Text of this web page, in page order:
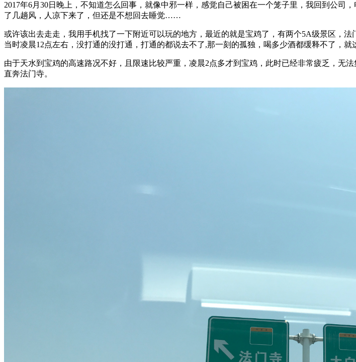
2017年6月30日晚上，不知道怎么回事，就像中邪一样，感觉自己被困在一个笼子里，我回到公
了几趟风，人凉下来了，但还是不想回去睡觉……
或许该出去走走，我用手机找了一下附近可以玩的地方，最近的就是宝鸡了，有两个5A级景区，
当时凌晨12点左右，没打通的没打通，打通的都说去不了,那一刻的孤独，喝多少酒都缓释不了，就
由于天水到宝鸡的高速路况不好，且限速比较严重，凌晨2点多才到宝鸡，此时已经非常疲乏，无
直奔法门寺。